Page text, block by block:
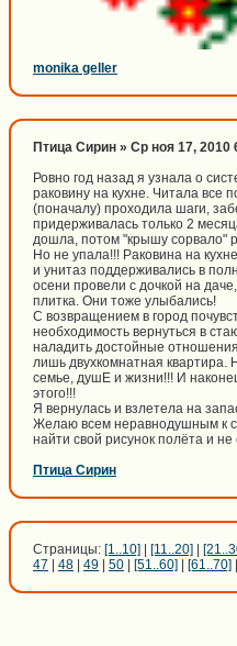
monika geller
Птица Сирин » Ср ноя 17, 2010
Ровно год назад я узнала о
раковину на кухне. Читала все
(поначалу) проходила шаги,
придерживалась только 2
дошла, потом "крышу сорвало"
Но не упала!!! Раковина на
и унитаз поддерживались в
осени провели с дочкой на
плитка. Они тоже улыбались!
С возвращением в город
необходимость вернуться в
наладить достойные
лишь двухкомнатная квартира.
семье, душЕ и жизни!!! И
этого!!!
Я вернулась и взлетела на
Желаю всем неравнодушным к
найти свой рисунок полёта и не
Птица Сирин
Страницы: [1..10] | [11..20] |
47 | 48 | 49 | 50 | [51..60] | [61..70] |